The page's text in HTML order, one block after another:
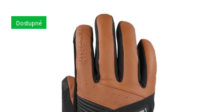
Dostupné